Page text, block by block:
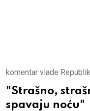
komentar vlade
"Strašno,
spavaju noću"